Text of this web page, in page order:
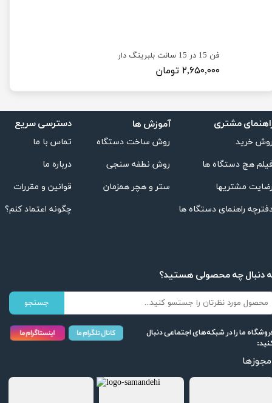
مجوزها
مشتری
خرید
هچ دستگاه ها
مشتریها
راهنمای دستگاه ها
آموزش ها
روش ساخت دستگاه
روش نطفه سنجی
ستر و هچر همزمان
دسترسی سریع
تماس با ما
درباره ما
قوانین و مقررات
چگونه اعتماد کنم؟
دنبال چه محصولی هستید؟
جستجو
ما را در شبکه‌های اجتماعی دنبال